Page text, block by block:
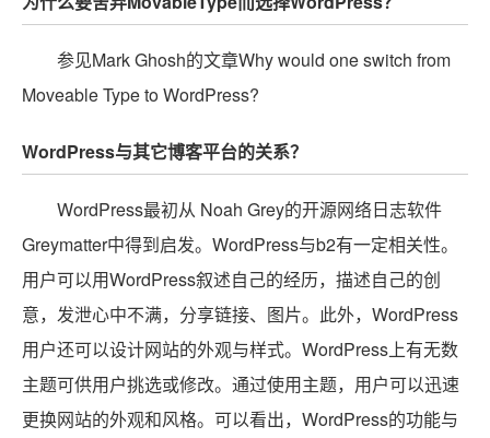
参见Mark Ghosh的文章Why would one switch from
Moveable Type to WordPress?
WordPress与其它博客平台的关系？
WordPress最初从 Noah Grey的开源网络日志软件
Greymatter中得到启发。WordPress与b2有一定相关性。
用户可以用WordPress叙述自己的经历，描述自己的创
意，发泄心中不满，分享链接、图片。此外，WordPress
用户还可以设计网站的外观与样式。WordPress上有无数
主题可供用户挑选或修改。通过使用主题，用户可以迅速
更换网站的外观和风格。可以看出，WordPress的功能与